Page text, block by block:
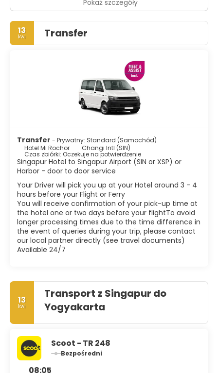
Pokaż szczegóły
13
kwi Transfer
Transfer - Prywatny: Standard (Samochód)
Hotel Mi Rochor
Changi Intl (SIN)
Czas zbiórki: Oczekuje na potwierdzenie
Singapur Hotel to Singapur Airport (SIN or XSP) or
Harbor - door to door service
Your Driver will pick you up at your Hotel around 3 - 4
hours before your Flight or Ferry
You will receive confirmation of your pick-up time at
the hotel one or two days before your flightTo avoid
longer processing times due to the time difference in
the event of queries during your trip, please contact
our local partner directly (see travel documents)
Available 24/7
13
kwi
Transport z Singapur do
Yogyakarta
Scoot - TR 248
Bezpośredni
08:05